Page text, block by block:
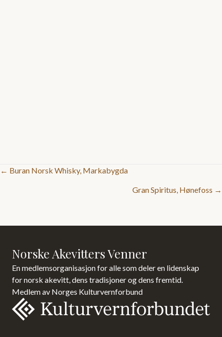
Posts
← Buran Norsk Whisky, Markabygda
Gran Spiritus, Hønefoss →
Norske Akevitters Venner
En medlemsorganisasjon for alle som deler en lidenskap
for norsk akevitt, dens tradisjoner og dens fremtid.
Medlem av Norges Kulturvernforbund